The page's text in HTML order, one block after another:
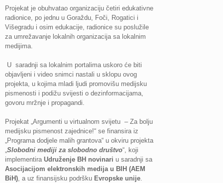
Projekat je obuhvatao organizaciju četiri edukativne
radionice, po jednu u Goraždu, Foči, Rogatici i
Višegradu i osim edukacije, radionice su poslužile
za umrežavanje lokalnih organizacija sa lokalnim
medijima.
U saradnji sa lokalnim portalima uskoro će biti
objavljeni i video snimci nastali u sklopu ovog
projekta, u kojima mladi ljudi promovišu medijsku
pismenosti i podižu svijesti o dezinformacijama,
govoru mržnje i propagandi.
Projekat „Argumenti u virtualnom svijetu – Za bolju
medijsku pismenost zajednice!“ se finansira iz
„Programa dodjele malih grantova“ u okviru projekta
„Slobodni mediji za slobodno društvo“, koji
implementira Udruženje BH novinari u saradnji sa
Asocijacijom elektronskih medija u BIH (AEM
BiH), a uz finansijsku podršku Evropske unije.